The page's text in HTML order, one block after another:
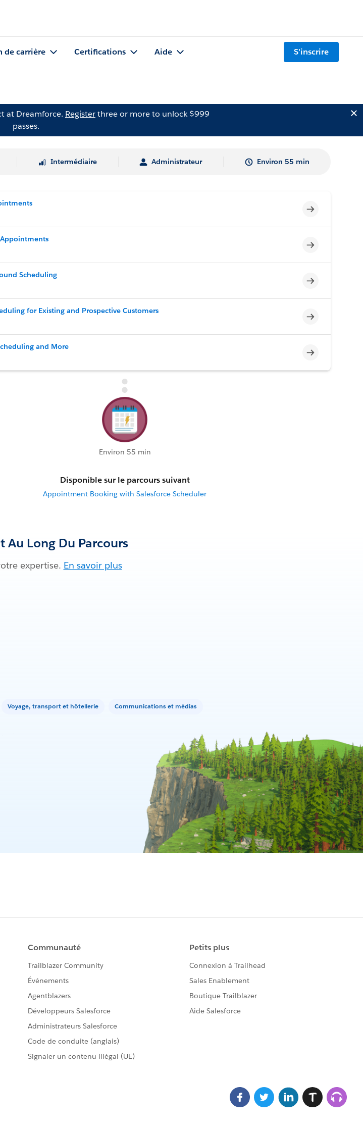
de carrière Certifications Aide S'inscrire
at Dreamforce. Registerthree or more to unlock $999
passes.
Intermédiaire Administrateur Environ 55 min
Incomplet
Incomplet
Scheduling
Incomplet
for Existing and Prospective Customers
Incomplet
and More
Incomplet
Environ 55 min
Disponible sur le parcours suivant
Appointment Booking with Salesforce Scheduler
Au Long Du Parcours
expertise. En savoir plus
Voyage, transport et hôtellerie Communications et médias